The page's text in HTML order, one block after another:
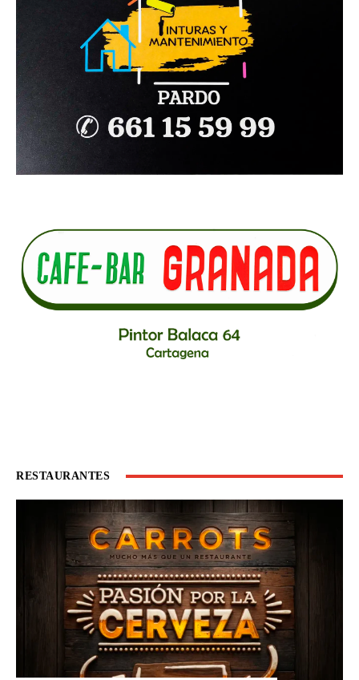
RESTAURANTES